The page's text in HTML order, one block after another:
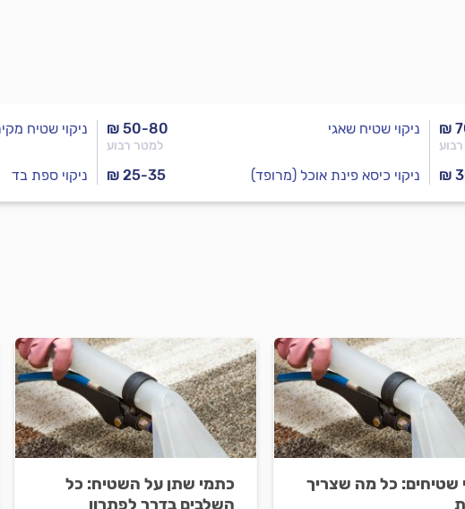
₪
₪
₪ 50-80
למטר רבוע
ניקוי שטיח שאגי
₪ 25-35 ניקוי כיסא פינת אוכל (מרופד)
ניקוי שטיח
ניקוי ספת בד
שטיחים: כל מה שצריך
כתמי שתן על השטיח: כל
השלבים בדרך לפתרון